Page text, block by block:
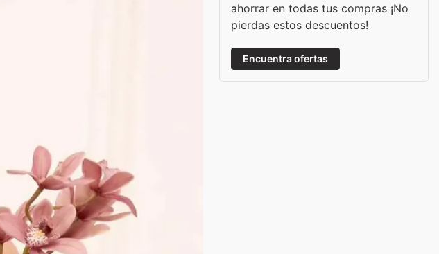
ahorrar en todas tus compras ¡No
pierdas estos descuentos!
Encuentra ofertas